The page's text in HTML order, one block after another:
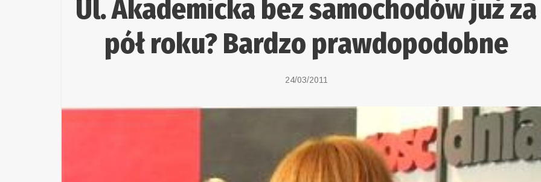
Ul. Akademicka bez samochodów już za
pół roku? Bardzo prawdopodobne
24/03/2011